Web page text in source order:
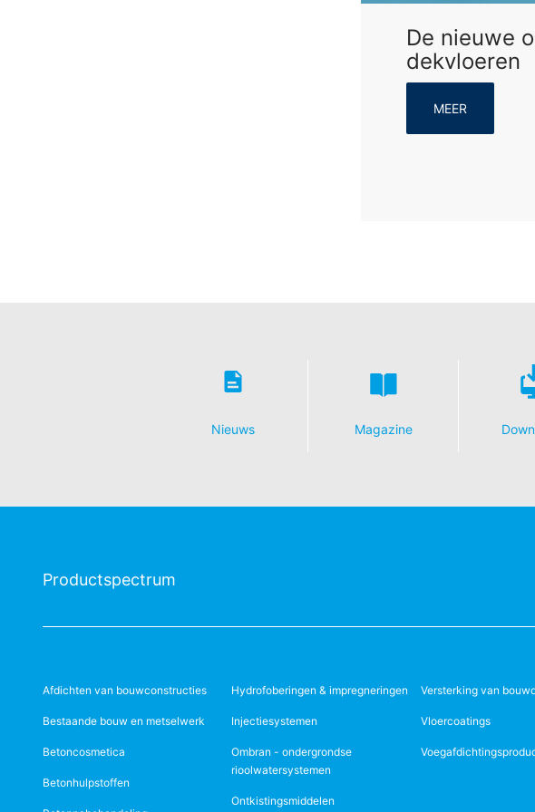
De nieuwe
dekvloeren
MEER
Nieuws Magazine
Productspectrum
Afdichten van bouwconstructies
Bestaande bouw en metselwerk
Betoncosmetica
Betonhulpstoffen
Hydrofoberingen & impregneringen
Injectiesystemen
Ombran - ondergrondse
rioolwatersystemen
Ontkistingsmiddelen
Versterking van
Vloercoatings